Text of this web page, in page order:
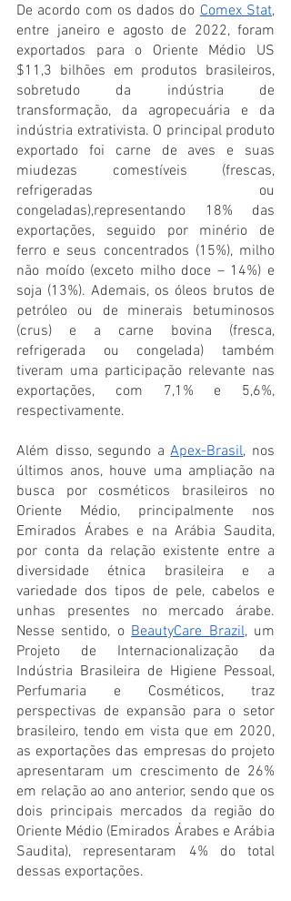
De acordo com os dados do Comex Stat,
entre janeiro e agosto de 2022, foram
exportados para o Oriente Médio US
$11,3 bilhões em produtos brasileiros,
sobretudo da indústria de
transformação, da agropecuária e da
indústria extrativista. O principal produto
exportado foi carne de aves e suas
miudezas comestíveis (frescas,
refrigeradas ou
congeladas),representando 18% das
exportações, seguido por minério de
ferro e seus concentrados (15%), milho
não moído (exceto milho doce – 14%) e
soja (13%). Ademais, os óleos brutos de
petróleo ou de minerais betuminosos
(crus) e a carne bovina (fresca,
refrigerada ou congelada) também
tiveram uma participação relevante nas
exportações, com 7,1% e 5,6%,
respectivamente.
Além disso, segundo a Apex-Brasil, nos
últimos anos, houve uma ampliação na
busca por cosméticos brasileiros no
Oriente Médio, principalmente nos
Emirados Árabes e na Arábia Saudita,
por conta da relação existente entre a
diversidade étnica brasileira e a
variedade dos tipos de pele, cabelos e
unhas presentes no mercado árabe.
Nesse sentido, o BeautyCare Brazil, um
Projeto de Internacionalização da
Indústria Brasileira de Higiene Pessoal,
Perfumaria e Cosméticos, traz
perspectivas de expansão para o setor
brasileiro, tendo em vista que em 2020,
as exportações das empresas do projeto
apresentaram um crescimento de 26%
em relação ao ano anterior, sendo que os
dois principais mercados da região do
Oriente Médio (Emirados Árabes e Arábia
Saudita), representaram 4% do total
dessas exportações.